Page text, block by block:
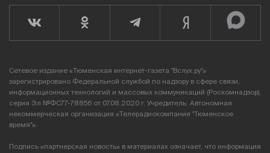
Сетевое издание «Тюменская интернет-газета "Вслух.ру"»
зарегистрировано Федеральной службой по надзору в сфере связи,
информационных технологий и массовых коммуникаций (Роскомнадзор),
серия Эл №ФС77-78856 от 07.08.2020 г. Учредитель: Автономная
некоммерческая организация «Телерадиокомпания "Тюменское
время"».
Подпись «партнерская новость» в материалах означает, что информация